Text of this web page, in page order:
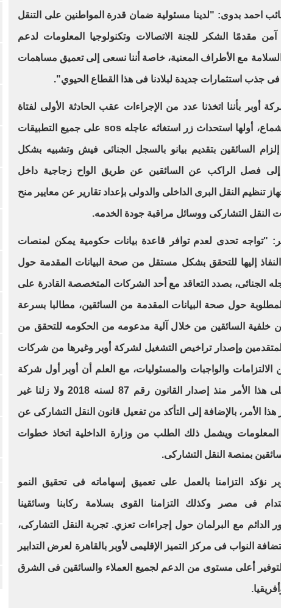
احمد بدوى: "لدينا مسئولية ضمان قدرة المواطنين على التنقل
مقدمًا الشكر للجنة الاتصالات وتكنولوجيا المعلومات لدعم
مع الأطراف المعنية، خاصة أننا نسعى إلى تعميق مساهمات
فى جذب استثمارات جديدة لبلادنا فى هذا القطاع الحيوي".
أوبر بأننا اتخذنا عدد من الإجراءات عقب الحادثة الأولى لفتاة
الشروق حبيبة الشماع، أولها استحداث زر استغاثه عاجله sos على جميع التطبيقات
إلزام السائقين بتقديم بيانو بالسجل الجنائى فيش وتشبيه بشكل
إلى فصل الراكب عن السائقين عن طريق الواح زجاجية داخل
تنظيم النقل البرى الداخلى والدولى بإعداد تقارير عن معايير منح
النقل التشاركى ووسائل مراقبة جودة الخدمه.
"تواجه تحدى لعدم توافر قاعدة بيانات حكومية يمكن لمنصات
النفاذ إليها للتحقق بشكل مستقل من صحة البيانات المقدمة حول
الجنائى، بصدد التعاقد مع أحد الشركات المتخصصة القادرة على
حول صحة البيانات المقدمة من السائقين، مطالبا بسرعة
خلفية السائقين من خلال آلية مدعومه من الحكومه للتحقق من
وإصدار تراخيص التشغيل لشركة أوبر وغيرها من شركات
الالتزامات والواجبات والمسئوليات، مع العلم أن أوبر أول شركة
تقدمت لاحول على هذا الأمر منذ إصدار القانون رقم 87 لسنه 2018 ولا زلنا غير
هذا الأمر، بالإضافة إلى التأكد من تفعيل قانون النقل التشاركى عن
المعلومات ويشمل ذلك الطلب من وزارة الداخلية اتخاذ خطوات
بمنصة النقل التشاركى.
نؤكد التزامنا بالعمل على تعميق إسهاماته فى تحقيق النمو
فى مصر وكذلك التزامنا القوى بسلامة ركابنا وسائقينا
الدائم مع البرلمان حول إجراءات تعزي. تجربة النقل التشاركى،
النواب فى مركز التميز الإقليمى لأوبر بالقاهرة لعرض التدابير
لتوفير أعلى مستوى من الدعم لجميع العملاء والسائقين فى الشرق